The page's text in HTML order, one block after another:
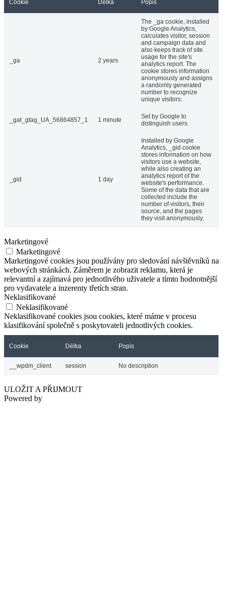
Cookie Délka Popis
_ga 2 years
The _ga cookie, installed
by Google Analytics,
calculates visitor, session
and campaign data and
also keeps track of site
usage for the site's
analytics report. The
cookie stores information
anonymously and assigns
a randomly generated
number to recognize
unique visitors.
_gat_gtag_UA_56864857_1 1 minute
Set by Google to
distinguish users.
_gid 1 day
Installed by Google
Analytics, _gid cookie
stores information on how
visitors use a website,
while also creating an
analytics report of the
website's performance.
Some of the data that are
collected include the
number of visitors, their
source, and the pages
they visit anonymously.
Marketingové
Marketingové
Marketingové cookies jsou používány pro sledování návštěvníků na
webových stránkách. Záměrem je zobrazit reklamu, která je
relevantní a zajímavá pro jednotlivého uživatele a tímto hodnotnější
pro vydavatele a inzerenty třetích stran.
Neklasifikované
Neklasifikované
Neklasifikované cookies jsou cookies, které máme v procesu
klasifikování společně s poskytovateli jednotlivých cookies.
Cookie Délka Popis
__wpdm_client session No description
ULOŽIT A PŘIJMOUT
Powered by